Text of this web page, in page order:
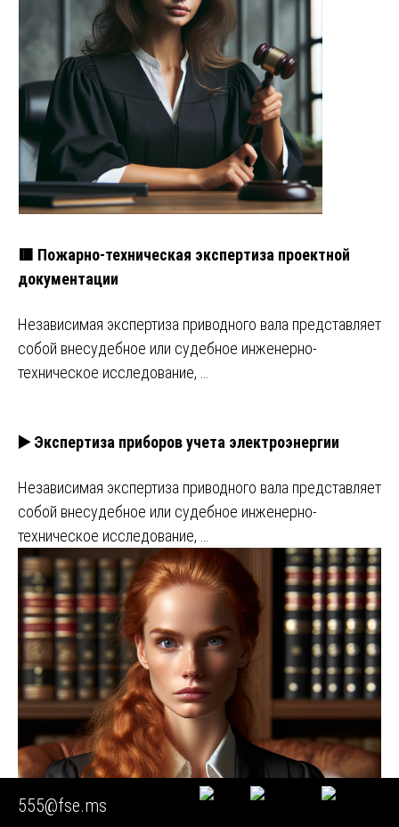
🟥 Пожарно-техническая экспертиза проектной
документации
Независимая экспертиза приводного вала представляет
собой внесудебное или судебное инженерно-
техническое исследование, …
▶️ Экспертиза приборов учета электроэнергии
Независимая экспертиза приводного вала представляет
собой внесудебное или судебное инженерно-
техническое исследование, …
555@fse.ms